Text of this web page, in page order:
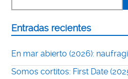
Entradas recientes
En mar abierto (2026):
Somos cortitos: First Date